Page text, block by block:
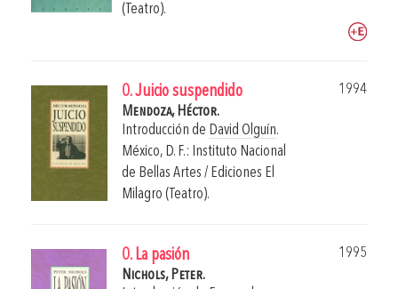
(Teatro).
0. Juicio suspendido
1994
Mendoza, Héctor.
Introducción de David Olguín.
México, D. F.: Instituto Nacional
de Bellas Artes / Ediciones El
Milagro (Teatro).
0. La pasión
1995
Nichols, Peter.